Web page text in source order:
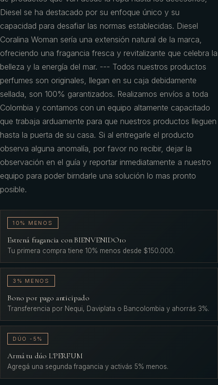
Diesel se ha destacado por su enfoque único y su
capacidad para desafiar las normas establecidas. Diesel
Coralina Woman sería una extensión natural de la marca,
ofreciendo una fragancia fresca y revitalizante que celebra la
belleza y la energía del mar. --- Todos nuestros productos
perfumes son originales, llegan en su caja debidamente
sellada, son 100% garantizados. Realizamos envíos a toda
Colombia y contamos con un equipo altamente capacitado
que trabaja arduamente para que nuestros productos lleguen
hasta la puerta de su casa. Si al entregarle el producto
observa alguna anomalía, por favor no recibir, dejar la
observación en el guía y reportar inmediatamente a nuestro
equipo para poder birndarle una solución lo mas pronto
posible.
10% MENOS
Estrená fragancia con BIENVENIDO10
Tu primera compra tiene 10% menos desde $150.000.
3% MENOS
Bono por pago anticipado
Transferencia por Nequi, Daviplata o Bancolombia y ahorrás 3%.
DÚO -5%
Armá tu dúo L'PERFUM
Agregá una segunda fragancia y activás 5% menos.